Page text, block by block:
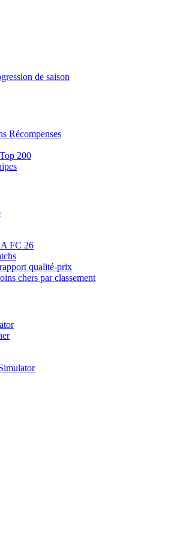
de saison
Récompenses
200
FC 26
qualité-prix
chers par classement